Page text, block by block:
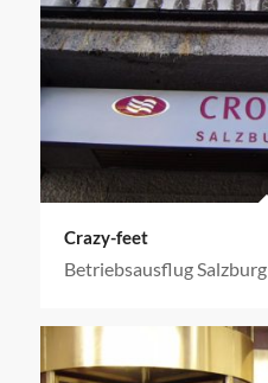
Crazy-feet
Betriebsausflug Salzburg